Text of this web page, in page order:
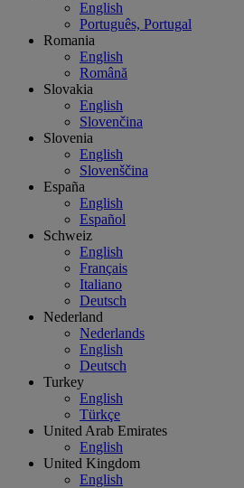
English
Português, Portugal
Romania
English
Română
Slovakia
English
Slovenčina
Slovenia
English
Slovenščina
España
English
Español
Schweiz
English
Français
Italiano
Deutsch
Nederland
Nederlands
English
Deutsch
Turkey
English
Türkçe
United Arab Emirates
English
United Kingdom
English